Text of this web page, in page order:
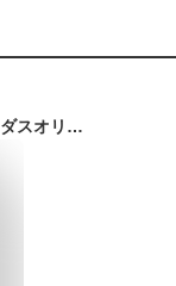
[アディダス オリジナルス] adidas Originals/アディダスオリジナルス/STAN SMITH/スタンスミス FZ6436 24.0